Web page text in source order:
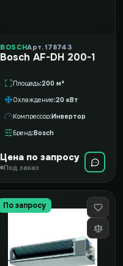
BOSCHАрт. 178743
Bosch AF-DH 200-1
Площадь 200 м²
Охлаждение 20 кВт
Компрессор Инвертор
Бренд Bosch
Цена по запросу
Под заказ
По запросу